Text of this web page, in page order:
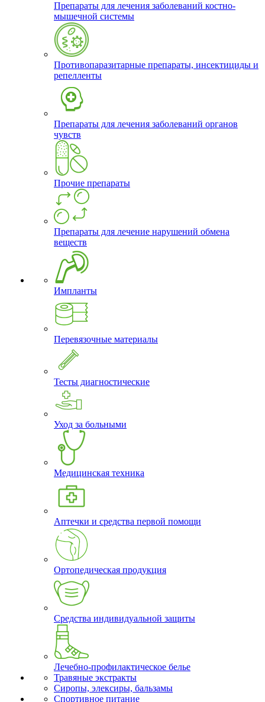
Препараты для лечения заболеваний костно-
мышечной системы
Противопаразитарные препараты, инсектициды и
репелленты
Препараты для лечения заболеваний органов
чувств
Прочие препараты
Препараты для лечение нарушений обмена
веществ
Импланты
Перевязочные материалы
Тесты диагностические
Уход за больными
Медицинская техника
Аптечки и средства первой помощи
Ортопедическая продукция
Средства индивидуальной защиты
Лечебно-профилактическое белье
Травяные экстракты
Сиропы, элексиры, бальзамы
Спортивное питание